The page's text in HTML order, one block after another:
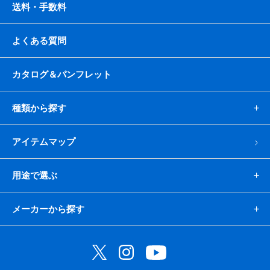
送料・手数料
よくある質問
カタログ＆パンフレット
種類から探す
アイテムマップ
用途で選ぶ
メーカーから探す